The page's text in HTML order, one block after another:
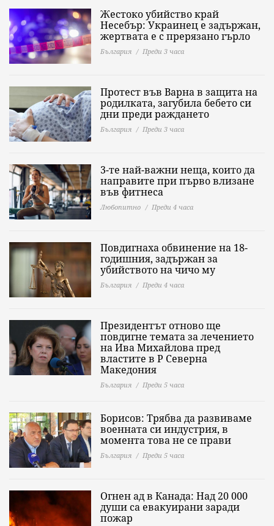
Жестоко убийство край
Несебър: Украинец е задържан,
жертвата е с прерязано гърло
България Преди 3 часа
Протест във Варна в защита на
родилката, загубила бебето си
дни преди раждането
България Преди 3 часа
3-те най-важни неща, които да
направите при първо влизане
във фитнеса
Любопитно Преди 4 часа
Повдигнаха обвинение на 18-
годишния, задържан за
убийството на чичо му
България Преди 4 часа
Президентът отново ще
повдигне темата за лечението
на Ива Михайлова пред
властите в Р Северна
Македония
България Преди 5 часа
Борисов: Трябва да развиваме
военната си индустрия, в
момента това не се прави
България Преди 5 часа
Огнен ад в Канада: Над 20 000
души са евакуирани заради
пожар